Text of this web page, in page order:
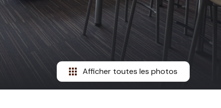
Afficher toutes les photos